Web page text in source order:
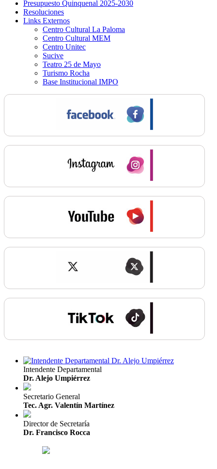
Presupuesto Quinquenal 2025-2030
Resoluciones
Links Externos
Centro Cultural La Paloma
Centro Cultural MEM
Centro Unitec
Sucive
Teatro 25 de Mayo
Turismo Rocha
Base Institucional IMPO
Intendente Departamental
Dr. Alejo Umpiérrez
Secretario General
Tec. Agr. Valentín Martínez
Director de Secretaría
Dr. Francisco Rocca